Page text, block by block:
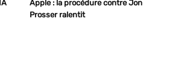
Apple : la procédure contre Jon
Prosser ralentit